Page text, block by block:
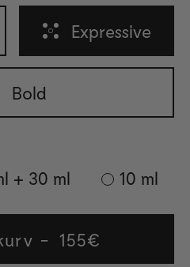
Expressive
Bold
+ 30 ml 10 ml
Regular
price
155€